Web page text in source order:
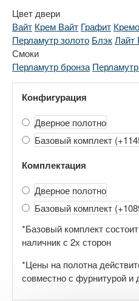
Цвет двери
Вайт Крем Вайт Графит
Перламутр золото БлэкЛайт
Смоки
Перламутр бронза
Конфигурация
Дверное полотно
Базовый комплект
Комплектация
Дверное полотно
Базовый комплект
*Базовый комплект
наличник с 2х сторон
*Цены на полотна
совместно с фурнитурой и